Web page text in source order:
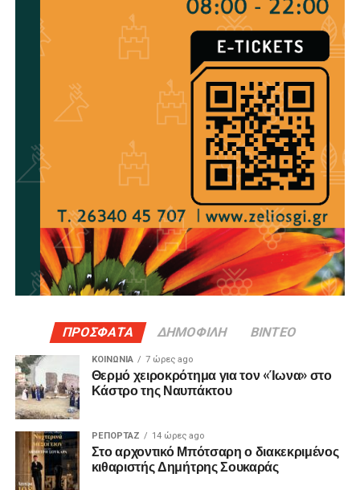
ΠΡΟΣΦΑΤΑ ΔΗΜΟΦΙΛΗ ΒΙΝΤΕΟ
ΚΟΙΝΩΝΙΑ 7 ώρες ago
Θερμό χειροκρότημα για τον «Ίωνα» στο
Κάστρο της Ναυπάκτου
ΡΕΠΟΡΤΑΖ 14 ώρες ago
Στο αρχοντικό Μπότσαρη ο διακεκριμένος
κιθαριστής Δημήτρης Σουκαράς